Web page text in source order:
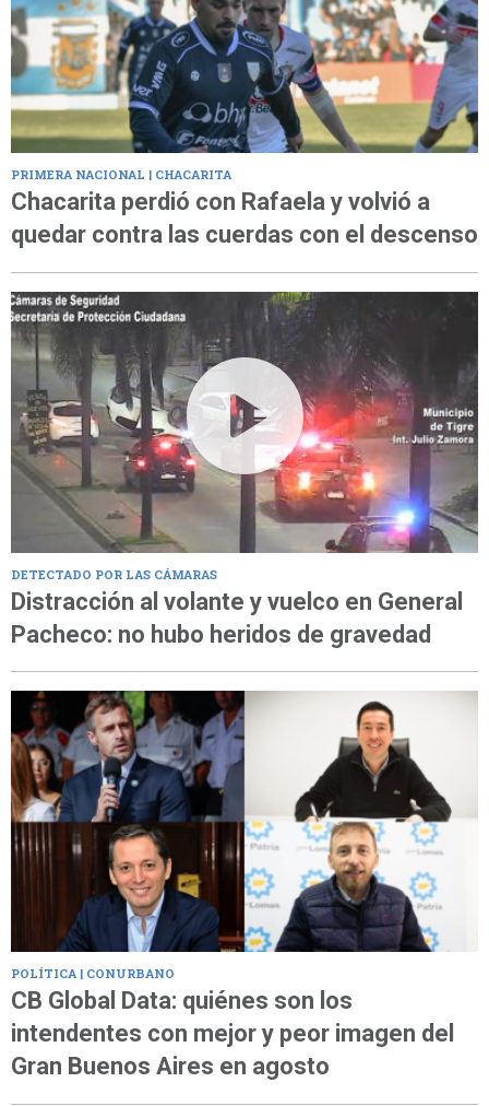
PRIMERA NACIONAL | CHACARITA
Chacarita perdió con Rafaela y volvió a
quedar contra las cuerdas con el descenso
DETECTADO POR LAS CÁMARAS
Distracción al volante y vuelco en General
Pacheco: no hubo heridos de gravedad
POLÍTICA | CONURBANO
CB Global Data: quiénes son los
intendentes con mejor y peor imagen del
Gran Buenos Aires en agosto